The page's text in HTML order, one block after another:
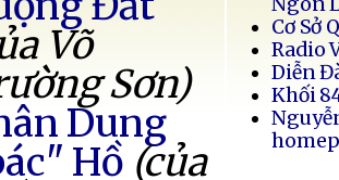
Võ
Sơn)
Dung
Hồ (của
Cơ Sở
Radio
Diễn
Khối